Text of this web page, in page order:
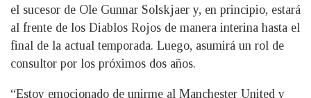
el sucesor de Ole Gunnar Solskjaer y, en principio, estará
al frente de los Diablos Rojos de manera interina hasta el
final de la actual temporada. Luego, asumirá un rol de
consultor por los próximos dos años.
“Estoy emocionado de unirme al Manchester United y